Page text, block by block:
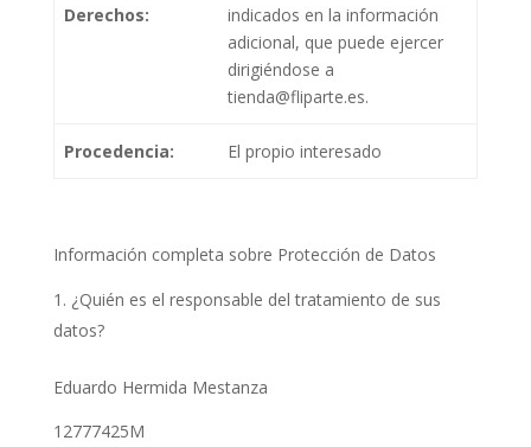
Derechos:
indicados en la información
adicional, que puede ejercer
dirigiéndose a
tienda@fliparte.es.
Procedencia: El propio interesado
Información completa sobre Protección de Datos
¿Quién es el responsable del tratamiento de sus
datos?
Eduardo Hermida Mestanza
12777425M